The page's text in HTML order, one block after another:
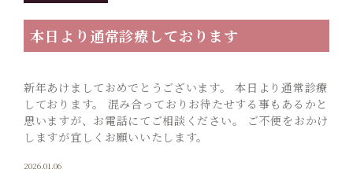
本日より通常診療しております
新年あけましておめでとうございます。 本日より通常診療
しております。 混み合っておりお待たせする事もあるかと
思いますが、お電話にてご相談ください。 ご不便をおかけ
しますが宜しくお願いいたします。
2026.01.06